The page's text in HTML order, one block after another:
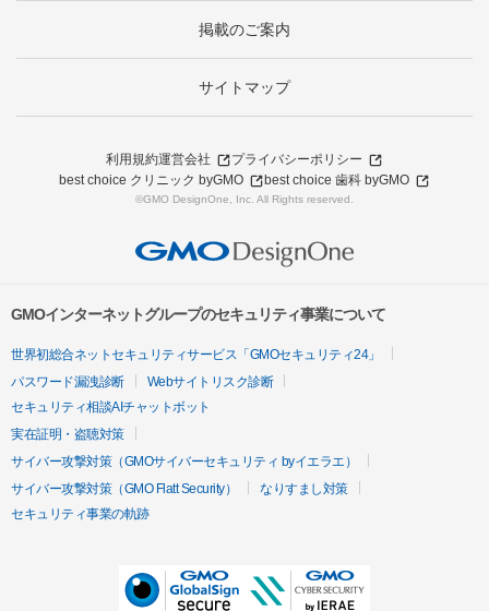
掲載のご案内
サイトマップ
利用規約運営会社
プライバシーポリシー
best choice クリニック byGMO
best choice 歯科 byGMO
©GMO DesignOne, Inc. All Rights reserved.
GMOインターネットグループのセキュリティ事業について
世界初総合ネットセキュリティサービス「GMOセキュリティ24」
パスワード漏洩診断
Webサイトリスク診断
セキュリティ相談AIチャットボット
実在証明・盗聴対策
サイバー攻撃対策（GMOサイバーセキュリティ byイエラエ）
サイバー攻撃対策（GMO Flatt Security）
なりすまし対策
セキュリティ事業の軌跡